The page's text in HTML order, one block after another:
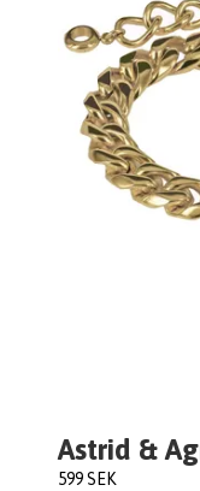
Astrid &
599 SEK